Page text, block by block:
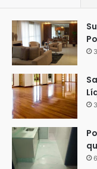
Resina
3 Terceiro dia –
bege. Esse serviço